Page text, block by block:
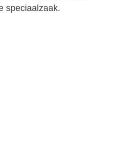
speciaalzaak.